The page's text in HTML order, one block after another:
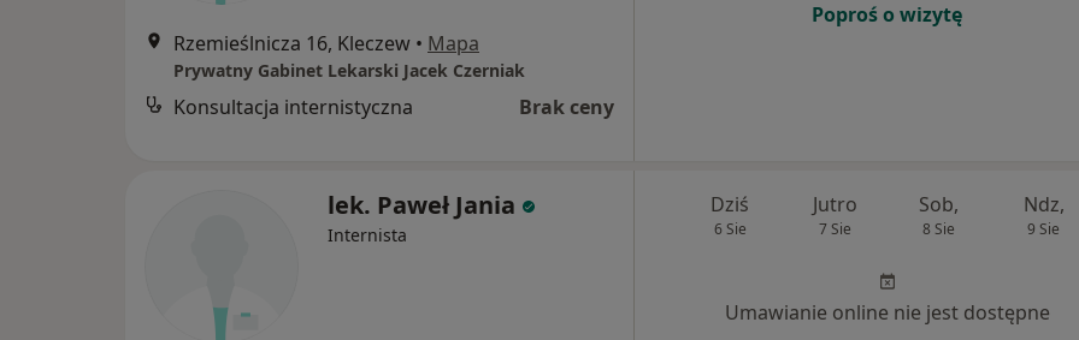
Rzemieślnicza 16, Kleczew • Mapa
Prywatny Gabinet Lekarski Jacek Czerniak
Konsultacja internistyczna Brak ceny
Poproś o wizytę
lek. Paweł Jania
Internista
Dziś
6 Sie
Jutro
7 Sie
Sob,
8 Sie
Ndz,
9 Sie
Umawianie online nie jest dostępne